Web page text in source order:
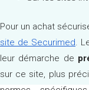
Pour un achat
site de Securimed.
leur démarche de
sur ce site, plus